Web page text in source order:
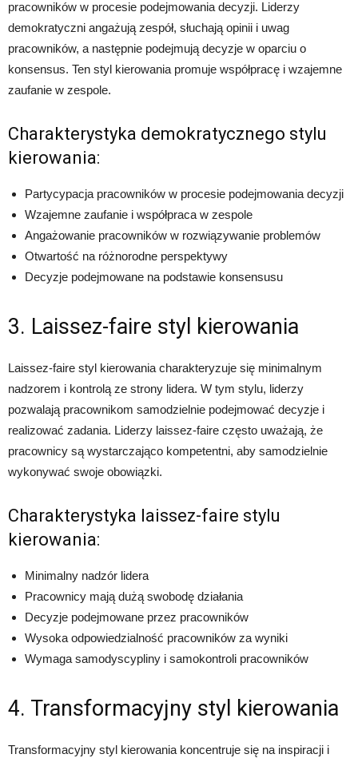
pracowników w procesie podejmowania decyzji. Liderzy
demokratyczni angażują zespół, słuchają opinii i uwag
pracowników, a następnie podejmują decyzje w oparciu o
konsensus. Ten styl kierowania promuje współpracę i wzajemne
zaufanie w zespole.
Charakterystyka demokratycznego stylu
kierowania:
Partycypacja pracowników w procesie podejmowania decyzji
Wzajemne zaufanie i współpraca w zespole
Angażowanie pracowników w rozwiązywanie problemów
Otwartość na różnorodne perspektywy
Decyzje podejmowane na podstawie konsensusu
3. Laissez-faire styl kierowania
Laissez-faire styl kierowania charakteryzuje się minimalnym
nadzorem i kontrolą ze strony lidera. W tym stylu, liderzy
pozwalają pracownikom samodzielnie podejmować decyzje i
realizować zadania. Liderzy laissez-faire często uważają, że
pracownicy są wystarczająco kompetentni, aby samodzielnie
wykonywać swoje obowiązki.
Charakterystyka laissez-faire stylu
kierowania:
Minimalny nadzór lidera
Pracownicy mają dużą swobodę działania
Decyzje podejmowane przez pracowników
Wysoka odpowiedzialność pracowników za wyniki
Wymaga samodyscypliny i samokontroli pracowników
4. Transformacyjny styl kierowania
Transformacyjny styl kierowania koncentruje się na inspiracji i